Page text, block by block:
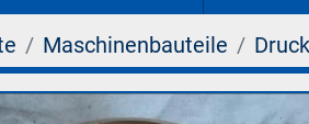
Maschinenbauteile